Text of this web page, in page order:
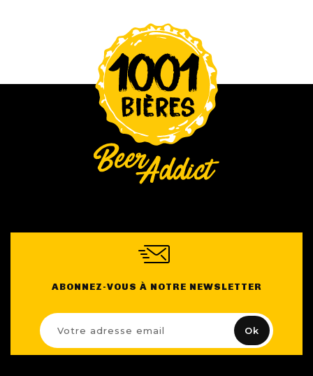
ABONNEZ-VOUS À NOTRE NEWSLETTER